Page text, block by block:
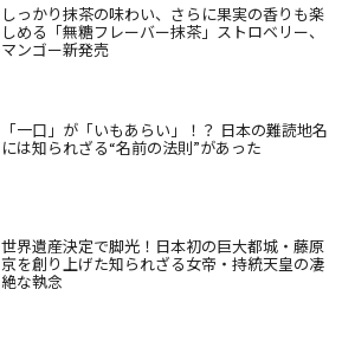
しっかり抹茶の味わい、さらに果実の香りも楽
しめる「無糖フレーバー抹茶」ストロベリー、
マンゴー新発売
「一口」が「いもあらい」！？ 日本の難読地名
には知られざる“名前の法則”があった
世界遺産決定で脚光！日本初の巨大都城・藤原
京を創り上げた知られざる女帝・持統天皇の凄
絶な執念